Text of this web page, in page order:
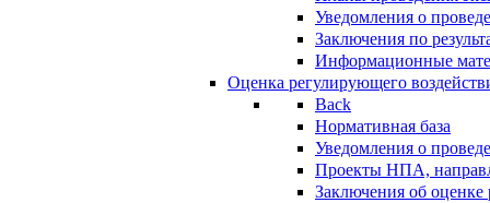
Уведомления о
Заключения по
Информационные
Оценка регулирующего
Back
Нормативная база
Уведомления о
Проекты НПА,
Заключения об